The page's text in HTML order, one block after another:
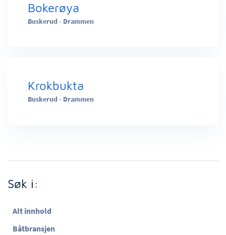
Bokerøya
Buskerud - Drammen
Krokbukta
Buskerud - Drammen
Søk i:
Alt innhold
Båtbransjen